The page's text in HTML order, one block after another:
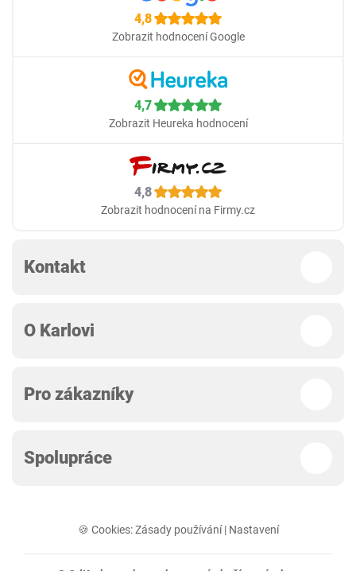
4,8
Zobrazit hodnocení Google
4,7
Zobrazit Heureka hodnocení
4,8
Zobrazit hodnocení na Firmy.cz
Kontakt
O Karlovi
Pro zákazníky
Spolupráce
🍪 Cookies:Zásady používání| Nastavení